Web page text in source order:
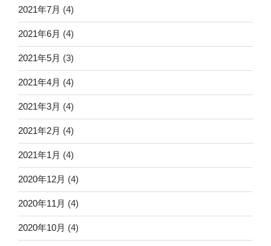
2021年7月 (4)
2021年6月 (4)
2021年5月 (3)
2021年4月 (4)
2021年3月 (4)
2021年2月 (4)
2021年1月 (4)
2020年12月 (4)
2020年11月 (4)
2020年10月 (4)